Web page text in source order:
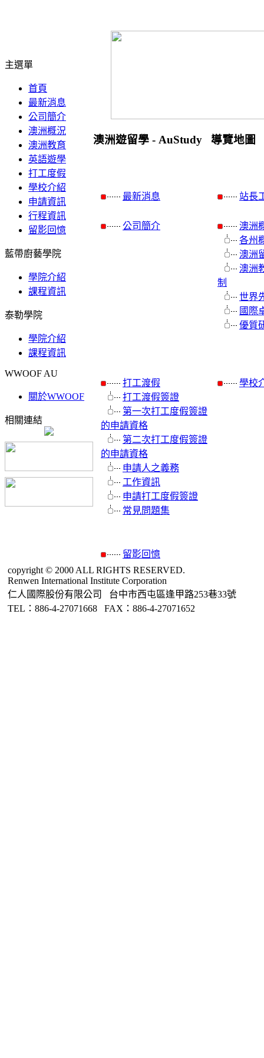
主選單
首頁
最新消息
公司簡介
澳洲概況
澳洲教育
英語遊學
打工度假
學校介紹
申請資訊
行程資訊
留影回憶
藍帶廚藝學院
學院介紹
課程資訊
泰勒學院
學院介紹
課程資訊
WWOOF AU
關於WWOOF
相關連結
澳洲遊留學 - AuStudy 導覽地圖
最新消息 站長
公司簡介
澳洲
各州
澳洲
澳洲
制
世界
國際
優質
打工渡假
打工渡假簽證
第一次打工度假簽證
的申請資格
第二次打工度假簽證
的申請資格
申請人之義務
工作資訊
申請打工度假簽證
常見問題集
學校
留影回憶
copyright © 2000 ALL RIGHTS RESERVED.
Renwen International Institute Corporation
仁人國際股份有限公司 台中市西屯區逢甲路253巷33號
TEL：886-4-27071668 FAX：886-4-27071652